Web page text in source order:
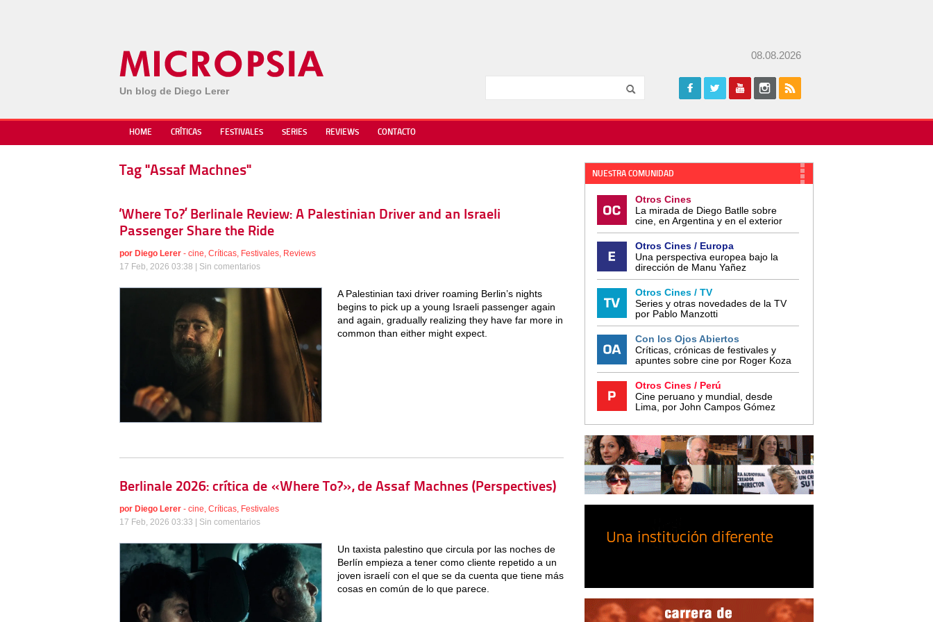
Un blog de Diego Lerer
08.08.2026
HOME CRÍTICAS FESTIVALES SERIES REVIEWS CONTACTO
Tag "Assaf Machnes"
‘Where To?’ Berlinale Review: A Palestinian Driver and an Israeli
Passenger Share the Ride
por Diego Lerer - cine, Críticas, Festivales, Reviews
17 Feb, 2026 03:38 | Sin comentarios
A Palestinian taxi driver roaming Berlin’s nights
begins to pick up a young Israeli passenger again
and again, gradually realizing they have far more in
common than either might expect.
Berlinale 2026: crítica de «Where To?», de Assaf Machnes (Perspectives)
por Diego Lerer - cine, Críticas, Festivales
17 Feb, 2026 03:33 | Sin comentarios
Un taxista palestino que circula por las noches de
Berlín empieza a tener como cliente repetido a un
joven israelí con el que se da cuenta que tiene más
cosas en común de lo que parece.
NUESTRA COMUNIDAD
Otros Cines
La mirada de Diego Batlle sobre
cine, en Argentina y en el exterior
Otros Cines / Europa
Una perspectiva europea bajo la
dirección de Manu Yañez
Otros Cines / TV
Series y otras novedades de la TV
por Pablo Manzotti
Con los Ojos Abiertos
Críticas, crónicas de festivales y
apuntes sobre cine por Roger Koza
Otros Cines / Perú
Cine peruano y mundial, desde
Lima, por John Campos Gómez